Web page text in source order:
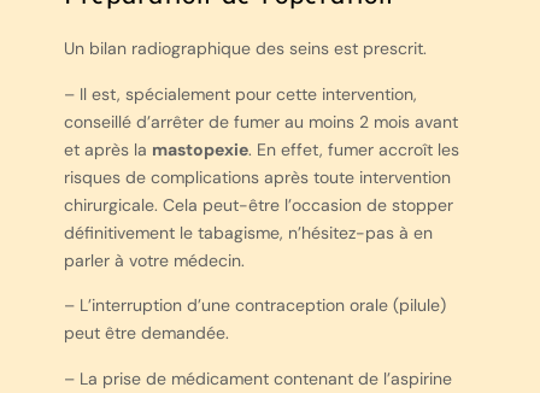
Un bilan radiographique des seins est prescrit.
– Il est, spécialement pour cette intervention,
conseillé d’arrêter de fumer au moins 2 mois avant
et après la mastopexie. En effet, fumer accroît les
risques de complications après toute intervention
chirurgicale. Cela peut-être l’occasion de stopper
définitivement le tabagisme, n’hésitez-pas à en
parler à votre médecin.
– L’interruption d’une contraception orale (pilule)
peut être demandée.
– La prise de médicament contenant de l’aspirine